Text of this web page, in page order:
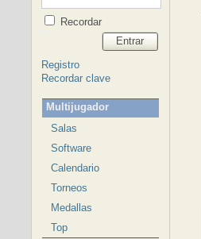
Recordar
Entrar
Registro
Recordar clave
Multijugador
Salas
Software
Calendario
Torneos
Medallas
Top